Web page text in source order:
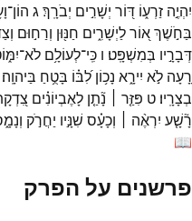
יִהְיֶ֣ה זַרְע֑וֹ דּ֭וֹר יְשָׁרִ֣ים יְבֹרָֽךְ׃ג הוֹן־
בַּחֹ֣שֶׁךְא֭וֹרלַיְשָׁרִ֑ים חַנּ֖וּן וְרַח֣וּם
דְּבָרָ֣יו בְּמִשְׁפָּֽט׃ ו כִּֽי־לְעוֹלָ֥ם לֹא־
רָ֭עָה לֹ֣א יִירָ֑א נָכ֥וֹן לִ֝בּ֗וֹ בָּטֻ֥חַ בַּיהוָֽה׃
בְצָרָֽיו׃ ט פִּזַּ֤ר ׀ נָ֘תַ֤ן לָאֶבְיוֹנִ֗ים
רָ֘שָׁ֤ע יִרְאֶ֨ה ׀ וְכָעָ֗ס שִׁנָּ֣יו יַחֲרֹ֣ק
📖
פרשנים על הפרק